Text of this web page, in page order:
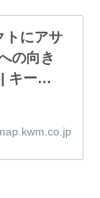
トにアサ
の向き